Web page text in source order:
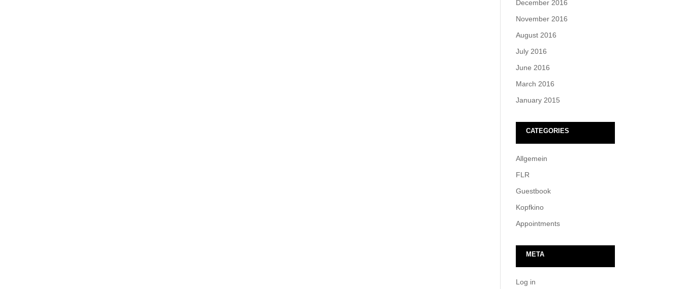
December 2016
November 2016
August 2016
July 2016
June 2016
March 2016
January 2015
CATEGORIES
Allgemein
FLR
Guestbook
Kopfkino
Appointments
META
Log in